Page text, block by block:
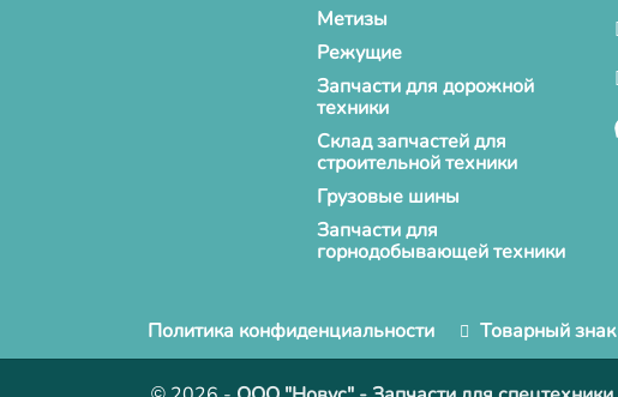
Метизы
Режущие
Запчасти для дорожной
техники
Склад запчастей для
строительной техники
Грузовые шины
Запчасти для
горнодобывающей техники
Политика конфиденциальности Товарный знак